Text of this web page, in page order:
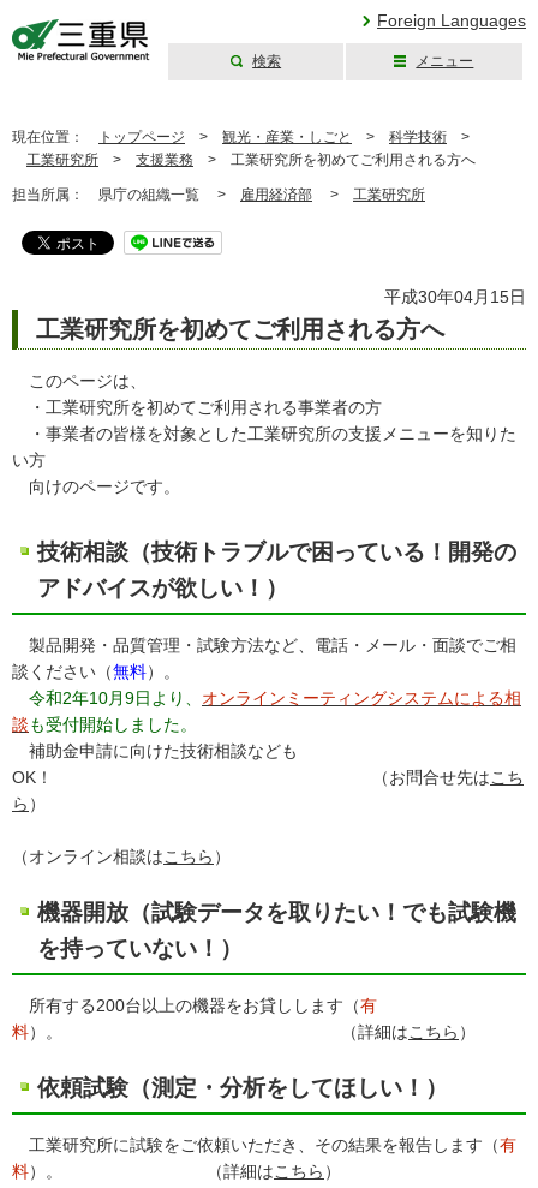
Foreign Languages
検索 メニュー
現在位置： トップページ > 観光・産業・しごと > 科学技術 >
工業研究所 > 支援業務 > 工業研究所を初めてご利用される方へ
担当所属： 県庁の組織一覧 > 雇用経済部 > 工業研究所
平成30年04月15日
工業研究所を初めてご利用される方へ
このページは、
・工業研究所を初めてご利用される事業者の方
・事業者の皆様を対象とした工業研究所の支援メニューを知りた
い方
向けのページです。
技術相談（技術トラブルで困っている！開発の
アドバイスが欲しい！）
製品開発・品質管理・試験方法など、電話・メール・面談でご相
談ください（無料）。
令和2年10月9日より、 オンラインミーティングシステムによる相
談も受付開始しました。
補助金申請に向けた技術相談なども
OK！ （お問合せ先はこち
ら ）
（オンライン相談はこちら ）
機器開放（試験データを取りたい！でも試験機
を持っていない！）
所有する200台以上の機器をお貸しします（有
料）。 （詳細はこちら ）
依頼試験（測定・分析をしてほしい！）
工業研究所に試験をご依頼いただき、その結果を報告します（有
料）。 （詳細はこちら ）